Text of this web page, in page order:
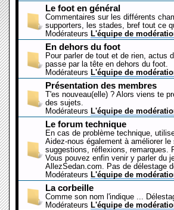
Le foot en général
Commentaires sur les différents
supporters, les stades, bref tout ce
Modérateurs L'équipe de
En dehors du foot
Pour parler de tout et de rien, actus
passe par la tête en dehors du foot.
Modérateurs L'équipe de
Présentation des membres
T'es nouveau(elle) ? Alors viens te
des sujets.
Modérateurs L'équipe de
Le forum technique
En cas de problème technique,
Aidez-nous également à améliorer
suggestions, réflexions, remarques.
Vous pouvez enfin venir y parler du
AllezSedan.com. Pas de délestage
Modérateurs L'équipe de
La corbeille
Comme son nom l'indique ...
Modérateurs L'équipe de